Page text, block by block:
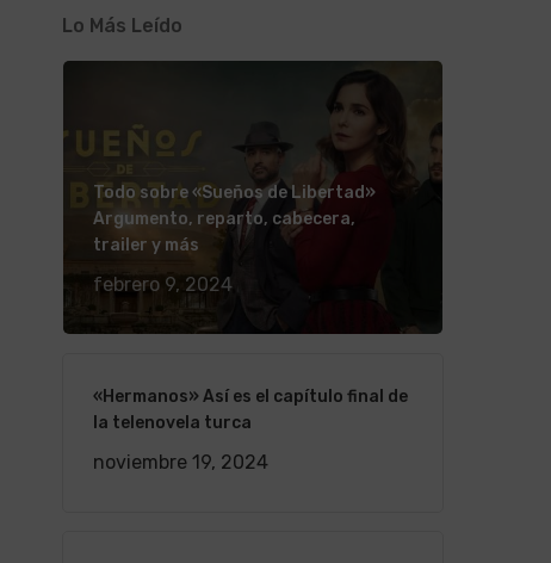
Lo Más Leído
Todo sobre «Sueños de Libertad»
Argumento, reparto, cabecera,
trailer y más
febrero 9, 2024
«Hermanos» Así es el capítulo final de
la telenovela turca
noviembre 19, 2024